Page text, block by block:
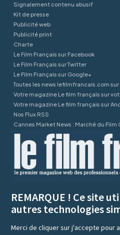
Signalement contenu abusif
Kit de presse
Publicité web
Publicité print
Charte
Le Film Français sur Facebook
Le Film Français sur Twitter
Le Film Français sur Google+
Toutes les news lefilmfrancais.com
Votre magazine Le film français sur
Votre magazine Le film français sur
Nos Flux RSS
Cannes Market News : Marché du Film
REMARQUE ! Ce site
autres technologies
Merci de cliquer sur j'accepte pour